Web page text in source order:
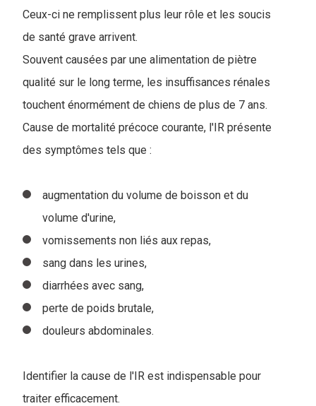
Ceux-ci ne remplissent plus leur rôle et les soucis
de santé grave arrivent.
Souvent causées par une alimentation de piètre
qualité sur le long terme, les insuffisances rénales
touchent énormément de chiens de plus de 7 ans.
Cause de mortalité précoce courante, l'IR présente
des symptômes tels que :
augmentation du volume de boisson et du
volume d'urine,
vomissements non liés aux repas,
sang dans les urines,
diarrhées avec sang,
perte de poids brutale,
douleurs abdominales.
Identifier la cause de l'IR est indispensable pour
traiter efficacement.